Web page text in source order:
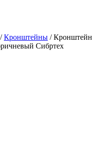
/Кронштейны /Кронштейн
Сибртех